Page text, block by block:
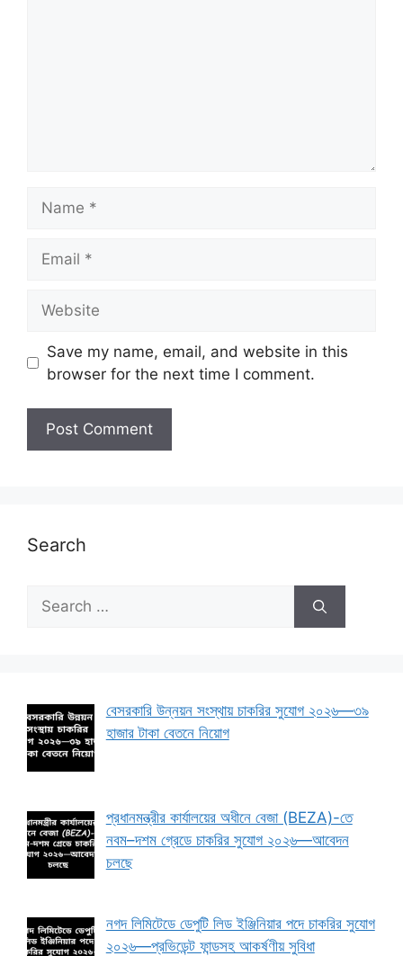
Save my name, email, and website in this
browser for the next time I comment.
Search
Search
for:
বেসরকারি উন্নয়ন সংস্থায় চাকরির সুযোগ ২০২৬—৩৯
হাজার টাকা বেতনে নিয়োগ
প্রধানমন্ত্রীর কার্যালয়ের অধীনে বেজা (BEZA)-তে
নবম–দশম গ্রেডে চাকরির সুযোগ ২০২৬—আবেদন
চলছে
নগদ লিমিটেডে ডেপুটি লিড ইঞ্জিনিয়ার পদে চাকরির সুযোগ
২০২৬—প্রভিডেন্ট ফান্ডসহ আকর্ষণীয় সুবিধা